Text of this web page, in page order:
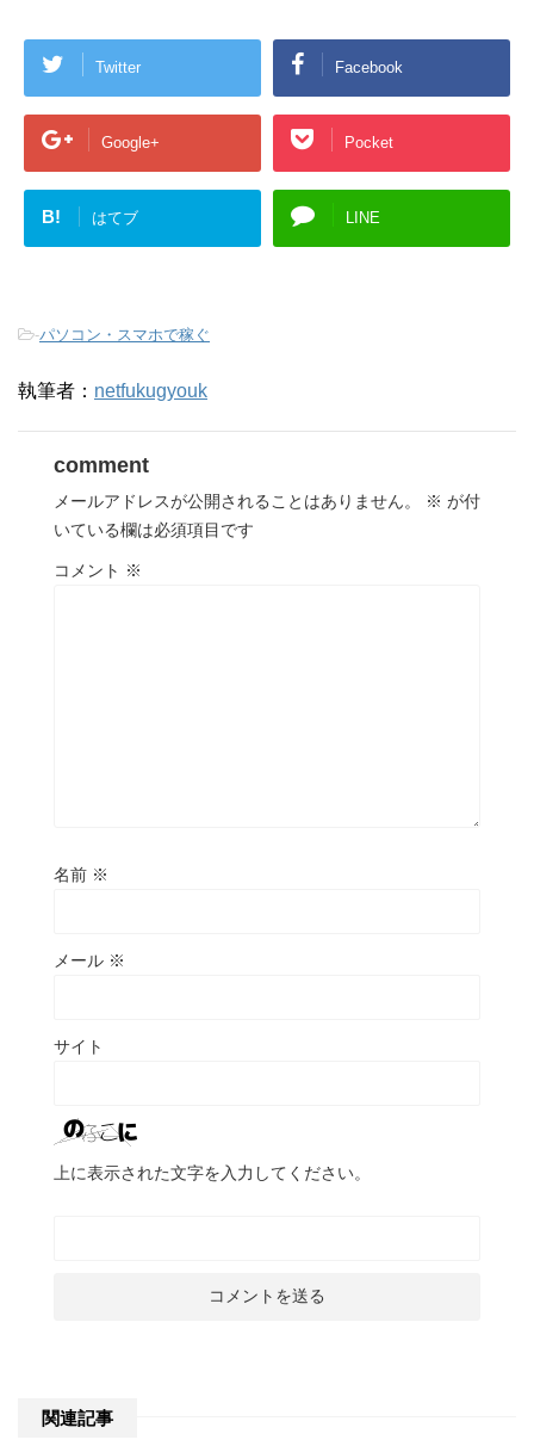
Twitter Facebook
Google+ Pocket
B! はてブ LINE
-パソコン・スマホで稼ぐ
執筆者： netfukugyouk
comment
メールアドレスが公開されることはありません。 ※ が付
いている欄は必須項目です
コメント ※
名前 ※
メール ※
サイト
上に表示された文字を入力してください。
関連記事